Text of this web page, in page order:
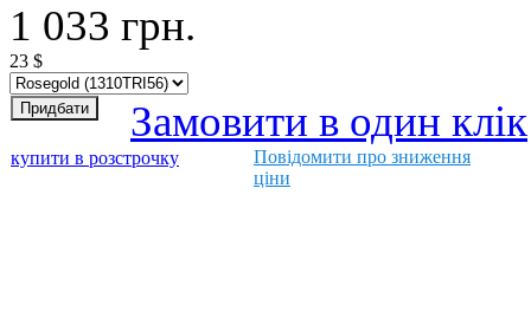
1 033 грн.
23 $
Замовити в один клік
купити в розстрочку
Повідомити про зниження
ціни